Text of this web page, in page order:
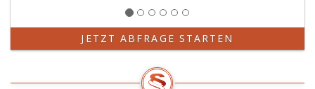
die
Hälfte
JETZT ABFRAGE STARTEN